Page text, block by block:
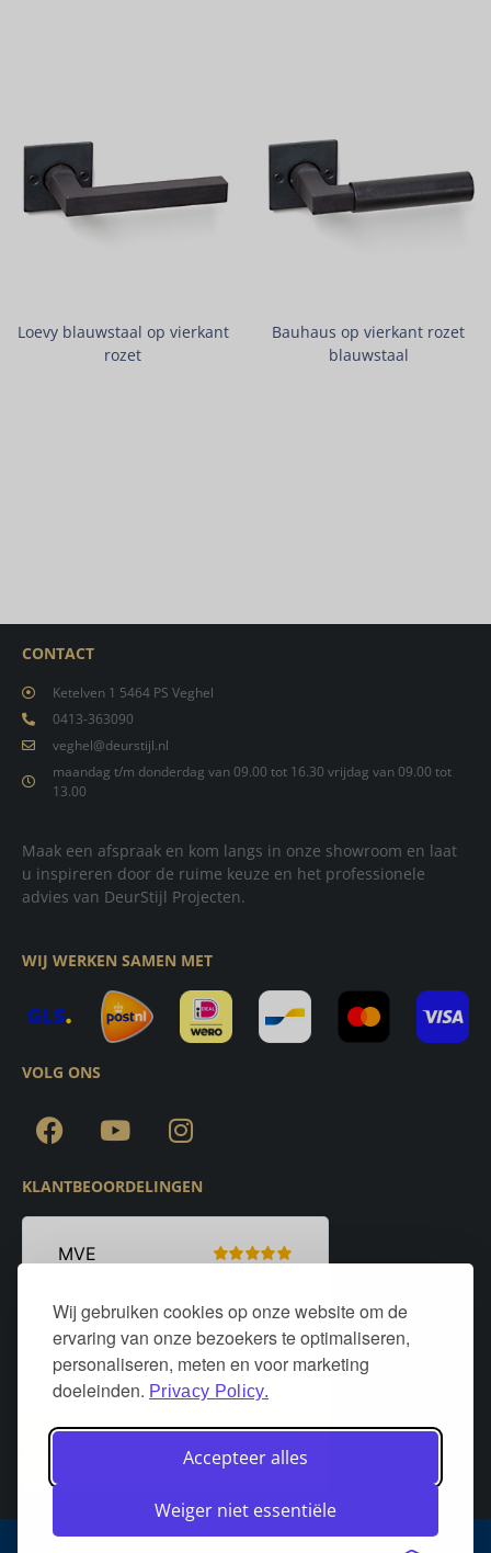
Wij gebruiken cookies op onze website om de
ervaring van onze bezoekers te optimaliseren,
personaliseren, meten en voor marketing
doeleinden. Privacy Policy.
Accepteer alles
Weiger niet essentiële
Loevy blauwstaal op vierkant
rozet
Bauhaus op vierkant rozet
blauwstaal
CONTACT
Ketelven 1 5464 PS Veghel
0413-363090
veghel@deurstijl.nl
maandag t/m donderdag van 09.00 tot 16.30 vrijdag van 09.00 tot
13.00
Maak een afspraak en kom langs in onze showroom en laat
u inspireren door de ruime keuze en het professionele
advies van DeurStijl Projecten.
WIJ WERKEN SAMEN MET
VOLG ONS
KLANTBEOORDELINGEN